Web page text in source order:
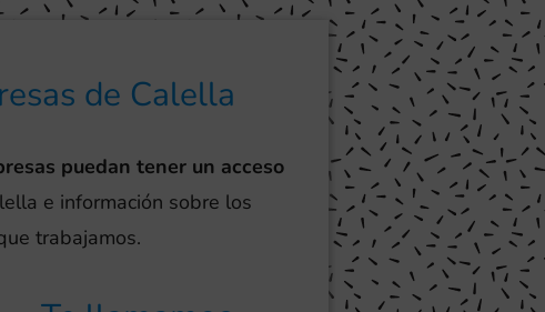
de Calella
puedan tener un acceso
e información sobre los
trabajamos.